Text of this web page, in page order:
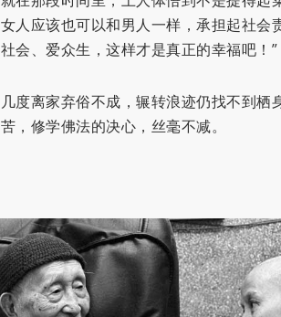
女人应该也可以和男人一样，承担起社
社会、爱众生，这样才是真正的幸福吧！”
几度离家弃俗不成，辗转浪迹仍找不到
苦，修学佛法的决心，丝毫不减。